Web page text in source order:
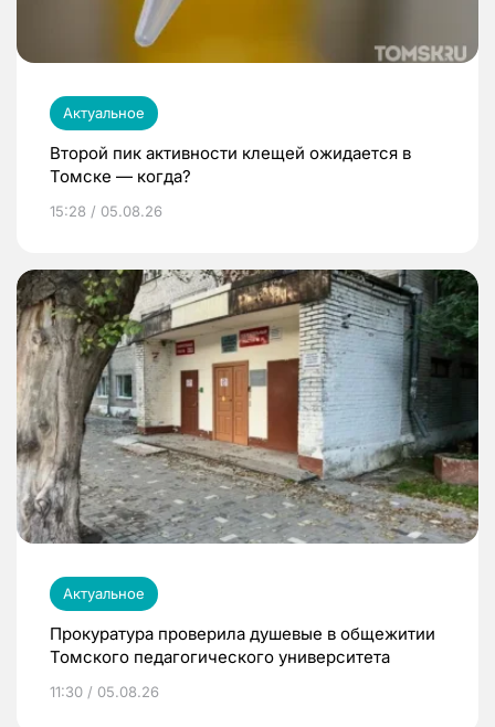
Актуальное
Второй пик активности клещей ожидается в
Томске — когда?
15:28 / 05.08.26
Актуальное
Прокуратура проверила душевые в общежитии
Томского педагогического университета
11:30 / 05.08.26